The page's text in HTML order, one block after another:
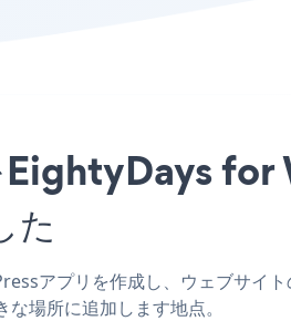
for
た
アプリを作成し、ウェブサイ
場所に追加します地点。